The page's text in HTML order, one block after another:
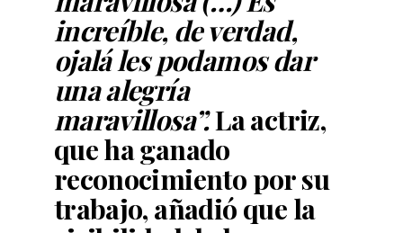
increíble, de verdad,
ojalá les podamos dar
una alegría
maravillosa”.La actriz,
que ha ganado
reconocimiento por su
trabajo, añadió que la